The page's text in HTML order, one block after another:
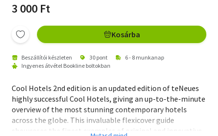
3 000 Ft
Kosárba
Beszállítói készleten 30 pont
6 - 8 munkanap
Ingyenes átvétel Bookline boltokban
Cool Hotels 2nd edition is an updated edition of teNeues
highly successful Cool Hotels, giving an up-to-the-minute
overview of the most stunning contemporary hotels
across the globe. This invaluable flexicover guide
showcases the finest examples of original and innovative